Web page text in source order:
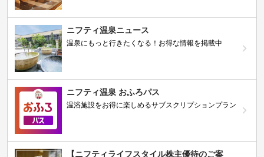
ニフティ温泉ニュース
温泉にもっと行きたくなる！お得な情報を掲載中
ニフティ温泉 おふろパス
温浴施設をお得に楽しめるサブスクリプションプラン
【ニフティライフスタイル株主優待のご案